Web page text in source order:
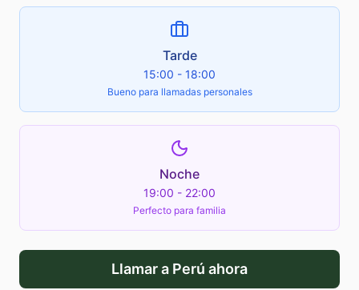
Tarde
15:00 - 18:00
Bueno para llamadas personales
Noche
19:00 - 22:00
Perfecto para familia
Llamar a Perú ahora